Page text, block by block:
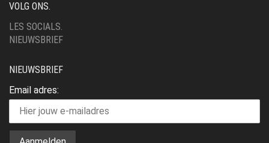
VOLG ONS.
LES SOCIALS.
NIEUWSBRIEF
NIEUWSBRIEF
Email adres: